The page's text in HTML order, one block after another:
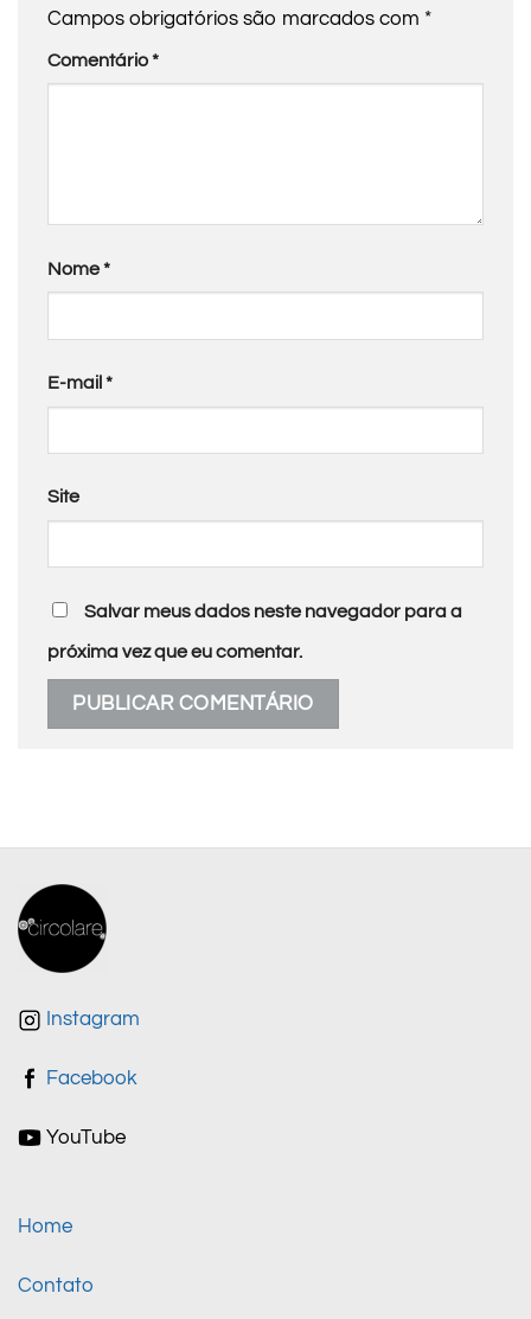
Campos obrigatórios são marcados com *
Comentário*
Nome*
E-mail *
Site
Salvar meus dados neste navegador para a
próxima vez que eu comentar.
Instagram
Facebook
YouTube
Home
Contato